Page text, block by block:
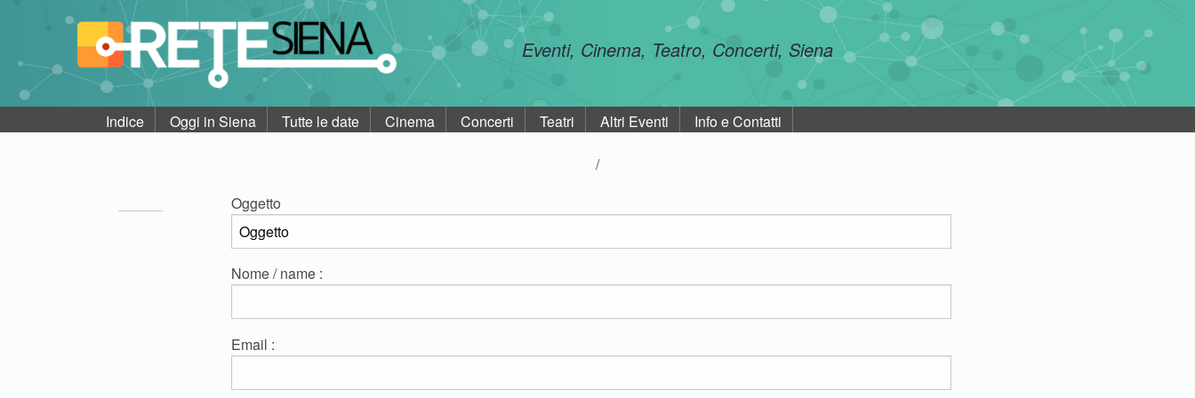
Eventi, Cinema, Teatro, Concerti, Siena
Indice Oggi in Siena Tutte le date Cinema Concerti Teatri Altri Eventi Info e Contatti
/
Oggetto
Nome / name :
Email :